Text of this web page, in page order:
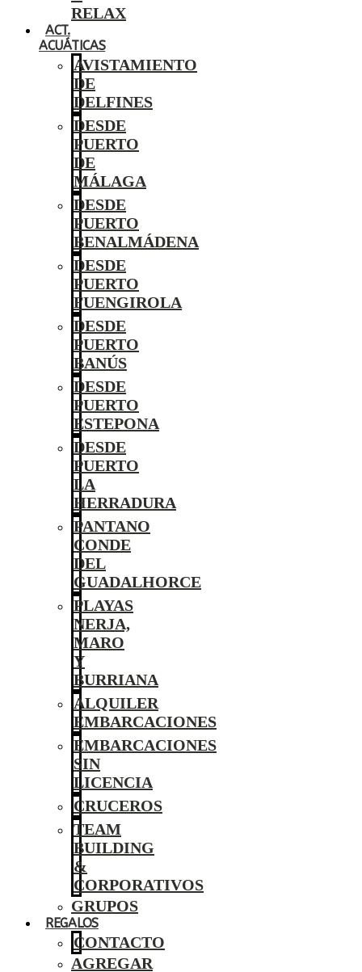
RELAX
ACT.
ACUÁTICAS
AVISTAMIENTO
DE
DELFINES
DESDE
PUERTO
DE
MÁLAGA
DESDE
PUERTO
BENALMÁDENA
DESDE
PUERTO
FUENGIROLA
DESDE
PUERTO
BANÚS
DESDE
PUERTO
ESTEPONA
DESDE
PUERTO
LA
HERRADURA
PANTANO
CONDE
DEL
GUADALHORCE
PLAYAS
NERJA,
MARO
Y
BURRIANA
ALQUILER
EMBARCACIONES
EMBARCACIONES
SIN
LICENCIA
CRUCEROS
TEAM
BUILDING
&
CORPORATIVOS
GRUPOS
REGALOS
CONTACTO
AGREGAR